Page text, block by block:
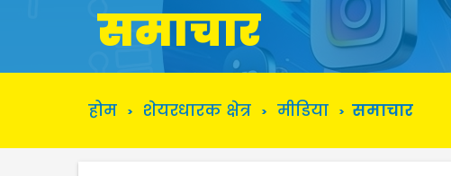
समाचार
होम > शेयरधारक क्षेत्र > मीडिया > समाचार